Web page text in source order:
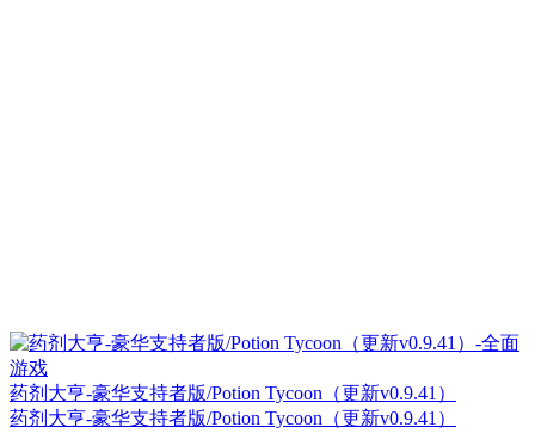
药剂大亨-豪华支持者版/Potion Tycoon（更新v0.9.41）
药剂大亨-豪华支持者版/Potion Tycoon（更新v0.9.41）